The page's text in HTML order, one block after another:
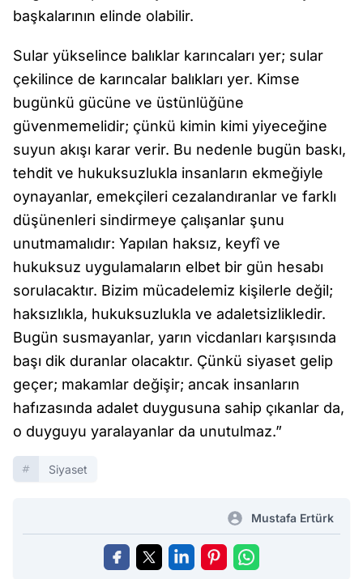
başkalarının elinde olabilir.
Sular yükselince balıklar karıncaları yer; sular
çekilince de karıncalar balıkları yer. Kimse
bugünkü gücüne ve üstünlüğüne
güvenmemelidir; çünkü kimin kimi yiyeceğine
suyun akışı karar verir. Bu nedenle bugün baskı,
tehdit ve hukuksuzlukla insanların ekmeğiyle
oynayanlar, emekçileri cezalandıranlar ve farklı
düşünenleri sindirmeye çalışanlar şunu
unutmamalıdır: Yapılan haksız, keyfî ve
hukuksuz uygulamaların elbet bir gün hesabı
sorulacaktır. Bizim mücadelemiz kişilerle değil;
haksızlıkla, hukuksuzlukla ve adaletsizlikledir.
Bugün susmayanlar, yarın vicdanları karşısında
başı dik duranlar olacaktır. Çünkü siyaset gelip
geçer; makamlar değişir; ancak insanların
hafızasında adalet duygusuna sahip çıkanlar da,
o duyguyu yaralayanlar da unutulmaz.”
Siyaset
Mustafa Ertürk